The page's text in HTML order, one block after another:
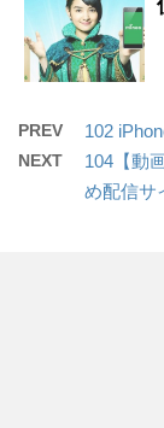
PREV 102
NEXT
104【動
め配信サ